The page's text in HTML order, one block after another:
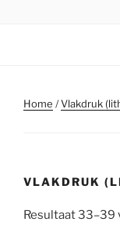
Home /Vlakdruk
VLAKDRUK
Resultaat 33–39